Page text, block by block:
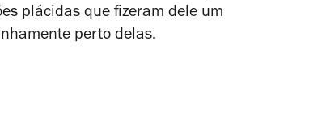
plácidas que fizeram dele um
perto delas.